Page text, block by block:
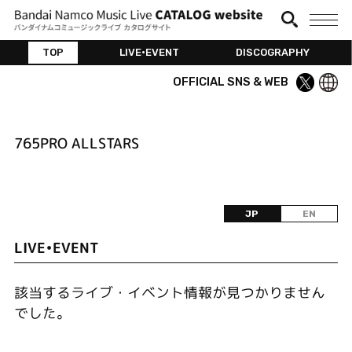
TOP LIVE•EVENT DISCOGRAPHY
OFFICIAL SNS & WEB
765PRO ALLSTARS
JP EN
LIVE•EVENT
該当するライブ・イベント情報が見つかりません
でした。